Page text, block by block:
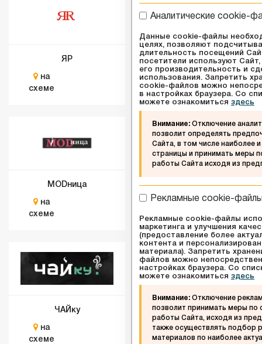
ЯР
на
схеме
ETIB PARFUM
на
схеме
MODница
на
схеме
ELITE
на
ЧАЙку
на
схеме
NEKURI.by
на
схеме
Аналитические cookie-
Данные cookie-файлы
целях, позволяют
длительность посещений
посетители используют
его производительность и
использования. Запретить
cookie-файлов можно
в настройках браузера. Со
можете ознакомиться здесь
Внимание: Отключение
позволит определять
Сайта, в том числе наиболее
страницы и принимать меры
работы Сайта исходя из
Рекламные cookie-
Рекламные cookie-файлы
маркетинга и улучшения
(предоставление более
контента и
материала). Запретить
файлов можно
настройках браузера. Со
можете ознакомиться здесь
Внимание: Отключение
позволит принимать меры по
работы Сайта, исходя из
также осуществлять подбор
материалов по наиболее